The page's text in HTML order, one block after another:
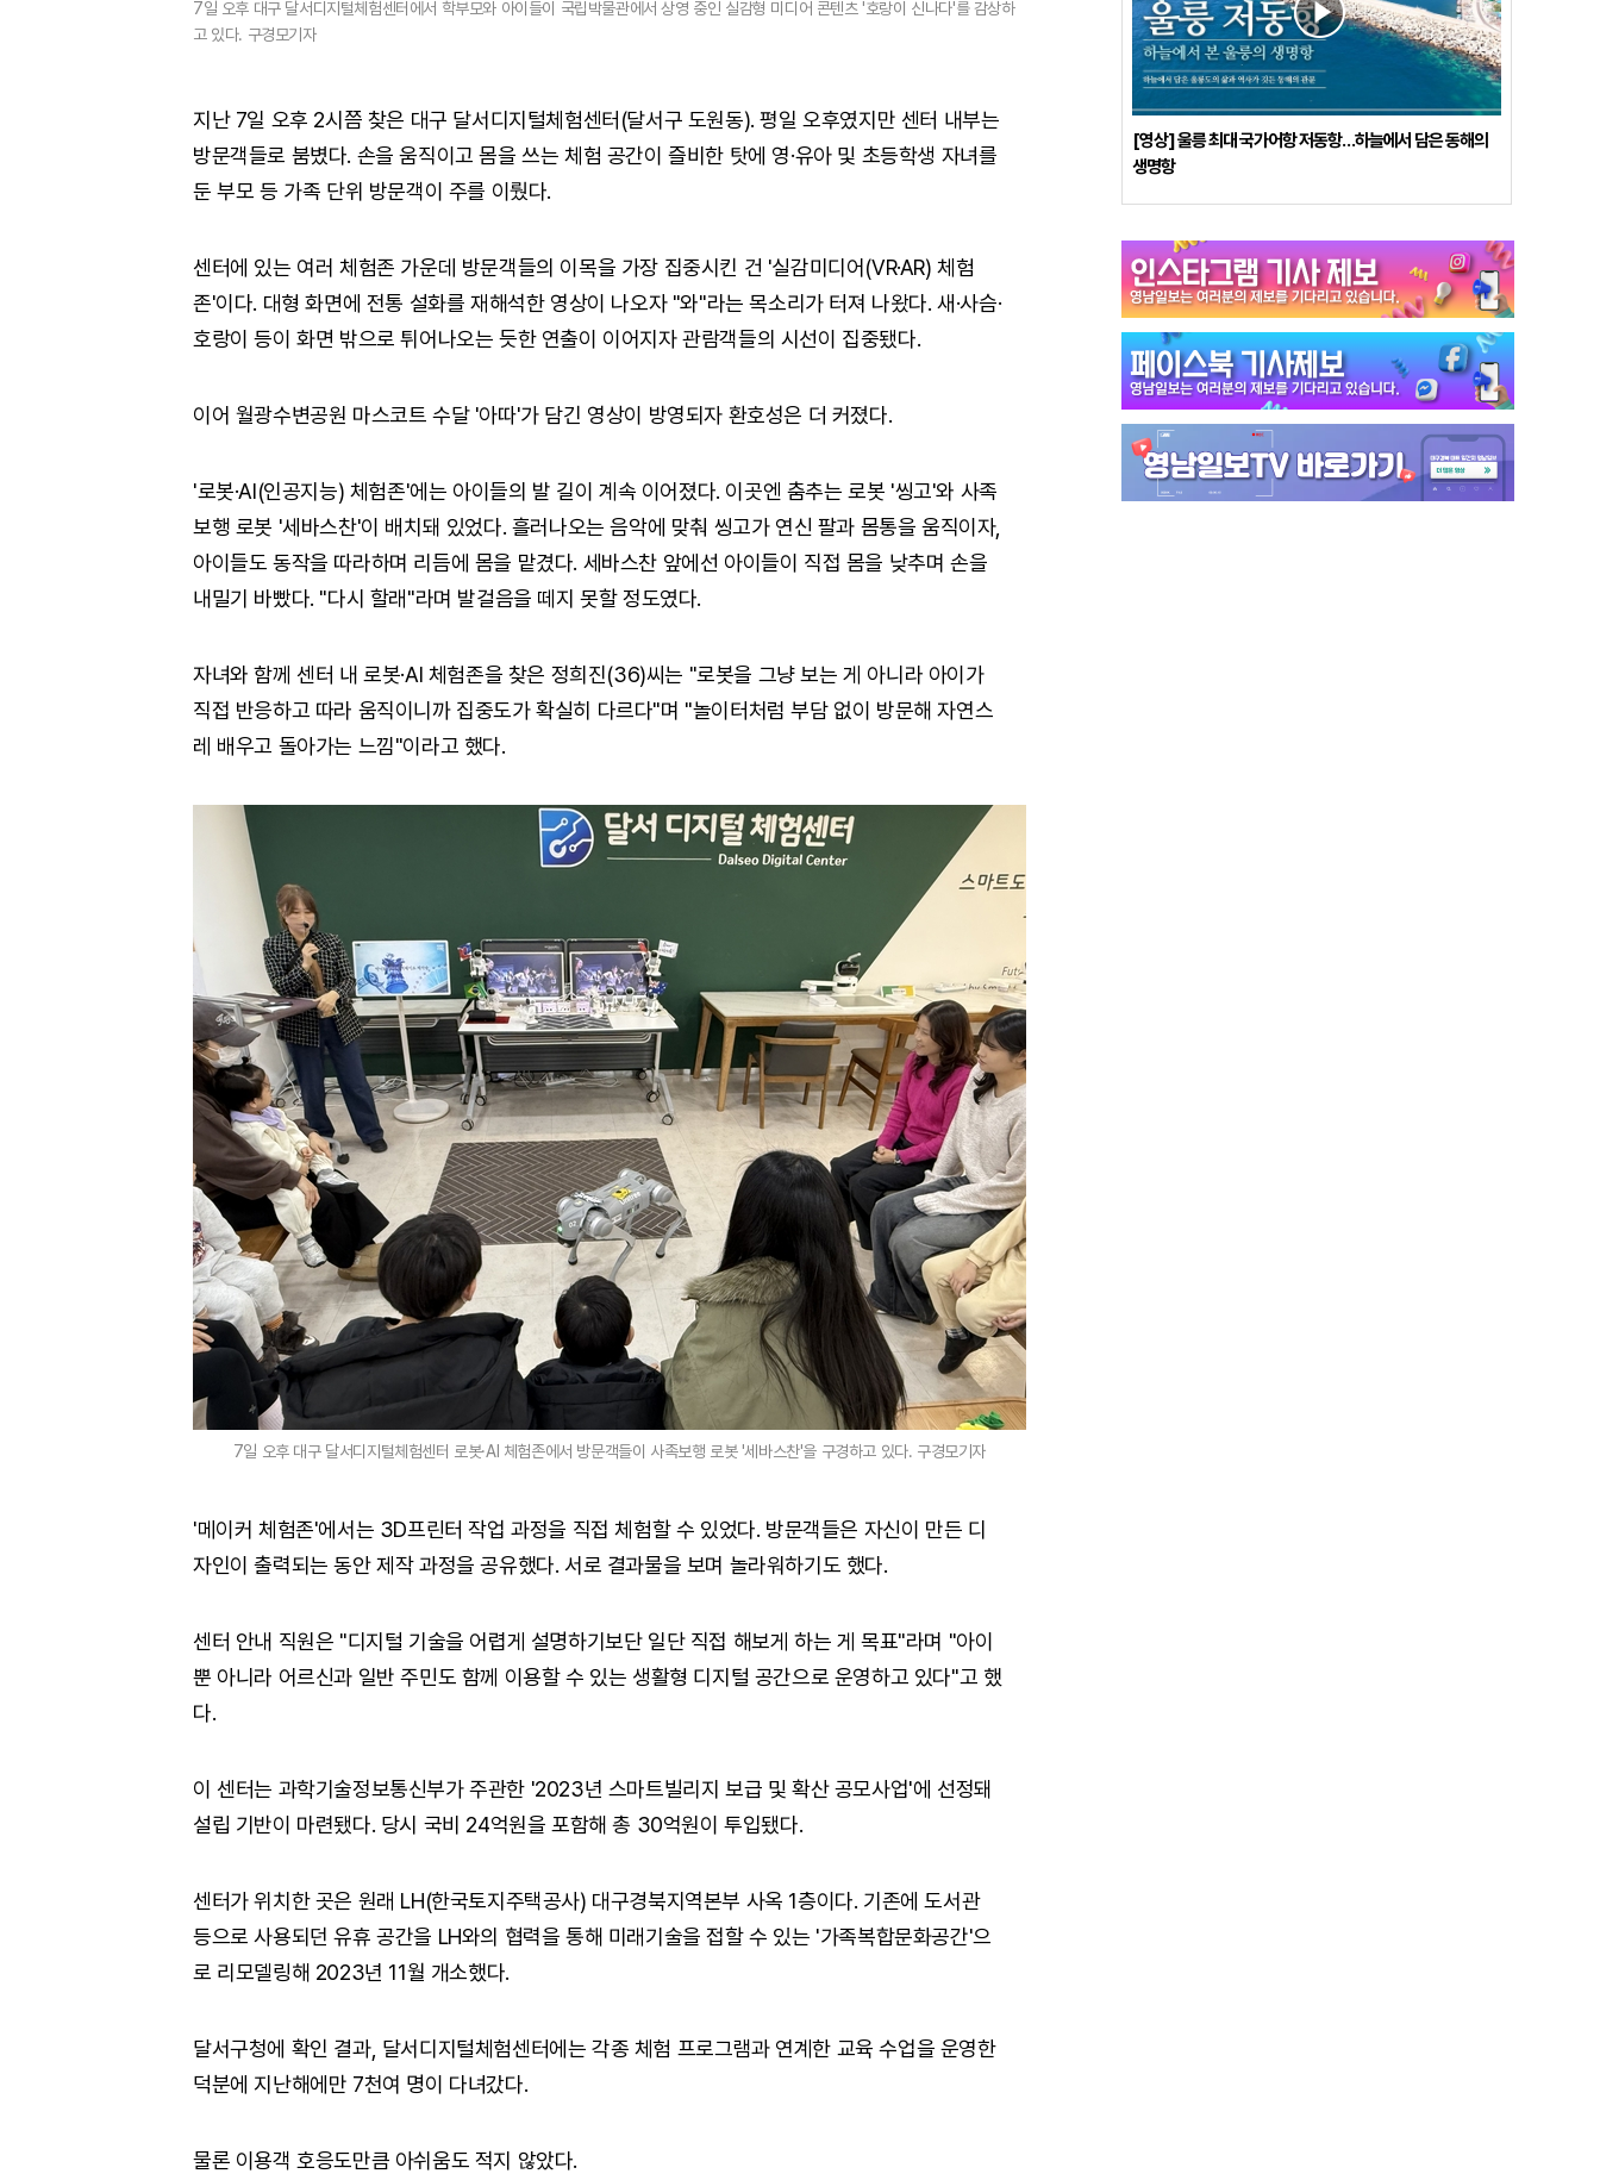
7일 오후 대구 달서디지털체험센터에서 학부모와 아이들이 국립박물관에서 상영 중인 실감형 미디어 콘텐츠 '호랑이 신나다'를 감상하
고 있다. 구경모기자
지난 7일 오후 2시쯤 찾은 대구 달서디지털체험센터(달서구 도원동). 평일 오후였지만 센터 내부는
방문객들로 붐볐다. 손을 움직이고 몸을 쓰는 체험 공간이 즐비한 탓에 영·유아 및 초등학생 자녀를
둔 부모 등 가족 단위 방문객이 주를 이뤘다.
센터에 있는 여러 체험존 가운데 방문객들의 이목을 가장 집중시킨 건 '실감미디어(VR·AR) 체험
존'이다. 대형 화면에 전통 설화를 재해석한 영상이 나오자 "와"라는 목소리가 터져 나왔다. 새·사슴·
호랑이 등이 화면 밖으로 튀어나오는 듯한 연출이 이어지자 관람객들의 시선이 집중됐다.
이어 월광수변공원 마스코트 수달 '아따'가 담긴 영상이 방영되자 환호성은 더 커졌다.
'로봇·AI(인공지능) 체험존'에는 아이들의 발 길이 계속 이어졌다. 이곳엔 춤추는 로봇 '씽고'와 사족
보행 로봇 '세바스찬'이 배치돼 있었다. 흘러나오는 음악에 맞춰 씽고가 연신 팔과 몸통을 움직이자,
아이들도 동작을 따라하며 리듬에 몸을 맡겼다. 세바스찬 앞에선 아이들이 직접 몸을 낮추며 손을
내밀기 바빴다. "다시 할래"라며 발걸음을 떼지 못할 정도였다.
자녀와 함께 센터 내 로봇·AI 체험존을 찾은 정희진(36)씨는 "로봇을 그냥 보는 게 아니라 아이가
직접 반응하고 따라 움직이니까 집중도가 확실히 다르다"며 "놀이터처럼 부담 없이 방문해 자연스
레 배우고 돌아가는 느낌"이라고 했다.
7일 오후 대구 달서디지털체험센터 로봇·AI 체험존에서 방문객들이 사족보행 로봇 '세바스찬'을 구경하고 있다. 구경모기자
'메이커 체험존'에서는 3D프린터 작업 과정을 직접 체험할 수 있었다. 방문객들은 자신이 만든 디
자인이 출력되는 동안 제작 과정을 공유했다. 서로 결과물을 보며 놀라워하기도 했다.
센터 안내 직원은 "디지털 기술을 어렵게 설명하기보단 일단 직접 해보게 하는 게 목표"라며 "아이
뿐 아니라 어르신과 일반 주민도 함께 이용할 수 있는 생활형 디지털 공간으로 운영하고 있다"고 했
다.
이 센터는 과학기술정보통신부가 주관한 '2023년 스마트빌리지 보급 및 확산 공모사업'에 선정돼
설립 기반이 마련됐다. 당시 국비 24억원을 포함해 총 30억원이 투입됐다.
센터가 위치한 곳은 원래 LH(한국토지주택공사) 대구경북지역본부 사옥 1층이다. 기존에 도서관
등으로 사용되던 유휴 공간을 LH와의 협력을 통해 미래기술을 접할 수 있는 '가족복합문화공간'으
로 리모델링해 2023년 11월 개소했다.
달서구청에 확인 결과, 달서디지털체험센터에는 각종 체험 프로그램과 연계한 교육 수업을 운영한
덕분에 지난해에만 7천여 명이 다녀갔다.
물론 이용객 호응도만큼 아쉬움도 적지 않았다.
[영상] 울릉 최대 국가어항 저동항…하늘에서 담은 동해의
생명항